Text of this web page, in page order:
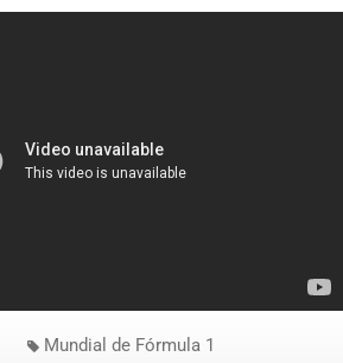
Mundial de Fórmula 1